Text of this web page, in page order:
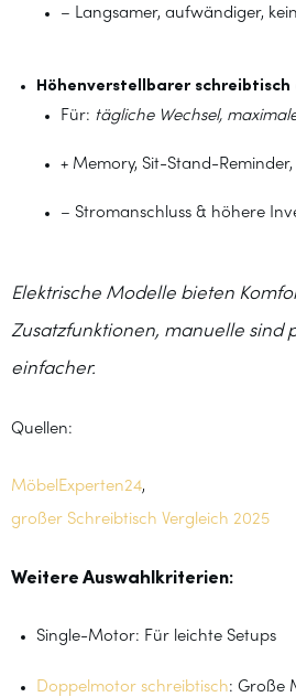
– Langsamer, aufwändiger,
Höhenverstellbarer schreibtisch
Für: tägliche Wechsel,
+ Memory, Sit-Stand-
– Stromanschluss & höhere
Elektrische Modelle bieten
Zusatzfunktionen, manuelle sind
einfacher.
Quellen:
MöbelExperten24,
großer Schreibtisch Vergleich 2025
Weitere Auswahlkriterien:
Single-Motor: Für leichte Setups
Doppelmotor schreibtisch: Große